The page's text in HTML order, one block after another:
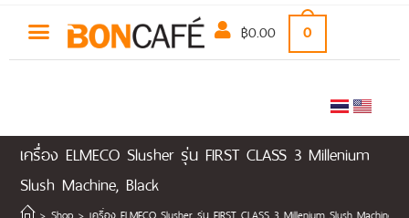
฿0.00 0
เครื่อง ELMECO Slusher รุ่น FIRST CLASS 3 Millenium
Slush Machine, Black